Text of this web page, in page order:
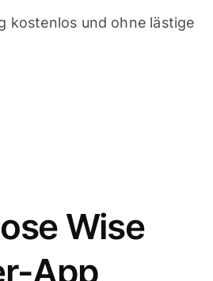
kostenlos und ohne lästige
Wise
App